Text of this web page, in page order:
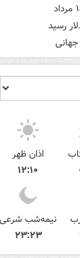
اذان ظهر
۱۲:۱۰
نیمه‌شب شرعی
۲۳:۲۳